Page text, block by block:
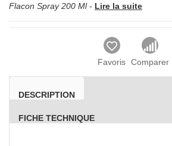
Flacon Spray 200 Ml - Lire la suite
Favoris Comparer
DESCRIPTION
FICHE TECHNIQUE